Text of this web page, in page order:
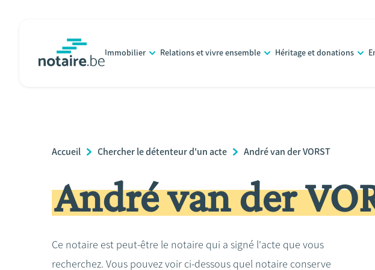
principal
Immobilier Relations et vivre ensemble Héritage et donations
Breadcrumb
Accueil Chercher le détenteur d'un acte André van der VORST
André van der
Ce notaire est peut-être le notaire qui a signé l'acte que vous
recherchez. Vous pouvez voir ci-dessous quel notaire conserve